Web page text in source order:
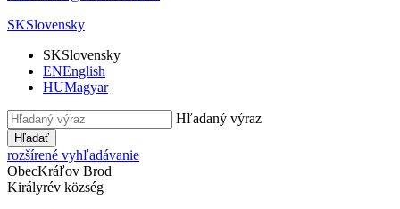
SKSlovensky
SKSlovensky
ENEnglish
HUMagyar
Hľadaný výraz
Hľadať
rozšírené vyhľadávanie
ObecKráľov Brod
Királyrév község